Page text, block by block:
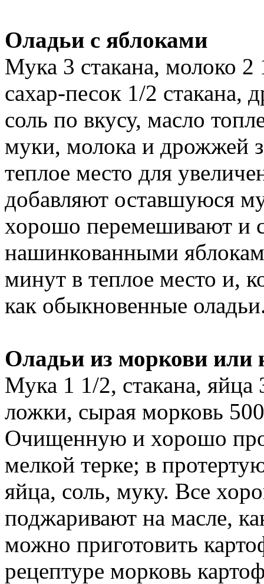
Оладьи с яблоками
Мука 3 стакана, молоко 2
сахар-песок 1/2
соль по вкусу, масло
муки, молока и дрожжей
теплое место для
добавляют оставшуюся
хорошо перемешивают и
нашинкованными
минут в теплое место и,
как обыкновенные
Оладьи из моркови или
Мука 1 1/2, стакана,
ложки, сырая морковь
Очищенную и хорошо
мелкой терке; в
яйца, соль, муку. Все
поджаривают на масле,
можно приготовить
рецептуре морковь